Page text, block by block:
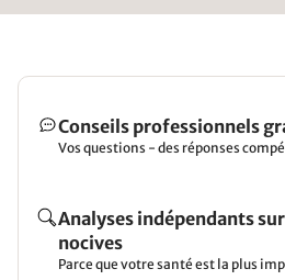
Conseils professionnels
Vos questions - des réponses
Analyses indépendants
nocives
Parce que votre santé est la plus